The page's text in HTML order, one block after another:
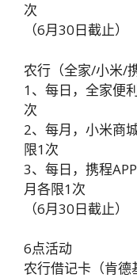
次
（6月30日截止）
农行（全家/小米/
1、每日，全家便
次
2、每月，小米商
限1次
3、每日，携程
月各限1次
（6月30日截止）
6点活动
农行借记卡（肯德